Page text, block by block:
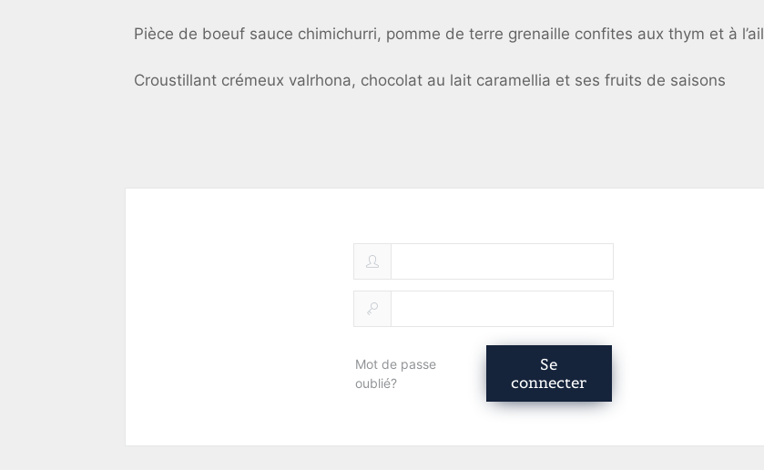
Pièce de boeuf sauce chimichurri, pomme de terre grenaille confites aux thym et à l’ail
Croustillant crémeux valrhona, chocolat au lait caramellia et ses fruits de saisons
Mot de passe
oublié?
Se
connecter